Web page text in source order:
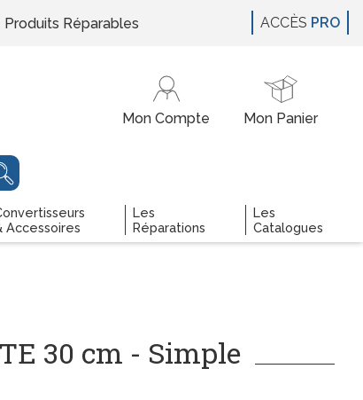
Produits Réparables
Accessoires
Les
Réparations
Les
Catalogues
ACCÈS PRO
30 cm - Simple